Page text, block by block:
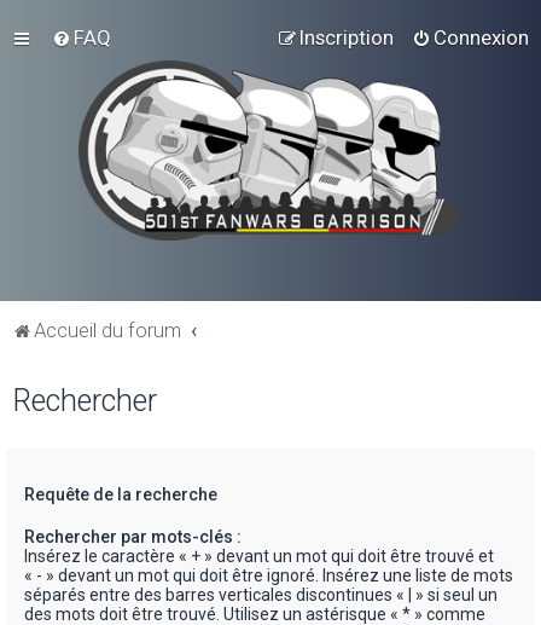
FAQ Connexion
Inscription
Accueil du forum
Rechercher
Requête de la recherche
Rechercher par mots-clés :
Insérez le caractère « + » devant un mot qui doit être trouvé et
« - » devant un mot qui doit être ignoré. Insérez une liste de mots
séparés entre des barres verticales discontinues « | » si seul un
des mots doit être trouvé. Utilisez un astérisque « * » comme